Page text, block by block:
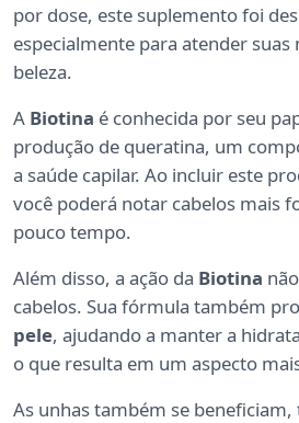
por dose, este suplemento foi
especialmente para atender suas
beleza.
A Biotina é conhecida por seu
produção de queratina, um
a saúde capilar. Ao incluir este
você poderá notar cabelos mais
pouco tempo.
Além disso, a ação da Biotina
cabelos. Sua fórmula também
pele, ajudando a manter a
o que resulta em um aspecto
As unhas também se